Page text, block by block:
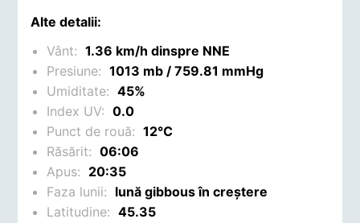
Alte detalii:
Vânt:1.36 km/h dinspre NNE
Presiune:1013 mb / 759.81 mmHg
Umiditate:45%
Index UV:0.0
Punct de rouă:12°C
Răsărit:06:06
Apus: 20:35
Faza lunii: lună gibbous în creștere
Latitudine:45.35